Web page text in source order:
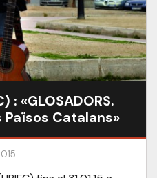
: «GLOSADORS.
Catalans»